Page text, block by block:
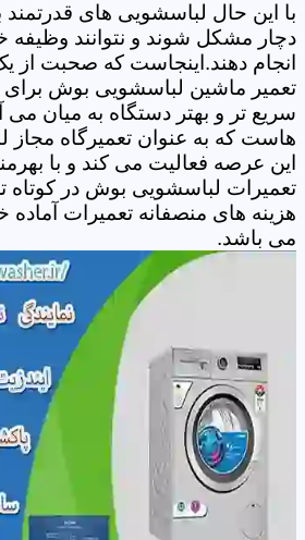
با این حال لباسشویی های
دچار مشکل شوند و نتوانند وظیفه
انجام دهند.اینجاست که صحبت
تعمیر ماشین لباسشویی بوش
سریع تر و بهتر دستگاه به میان می
هاست که به عنوان تعمیرگاه
این عرصه فعالیت می کند و با
تعمیرات لباسشویی بوش در کوتاه
هزینه های منصفانه تعمیرات
می باشد.